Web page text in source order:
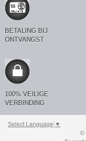
BETALING BIJ
ONTVANGST
100% VEILIGE
VERBINDING
Select Language ▼
©